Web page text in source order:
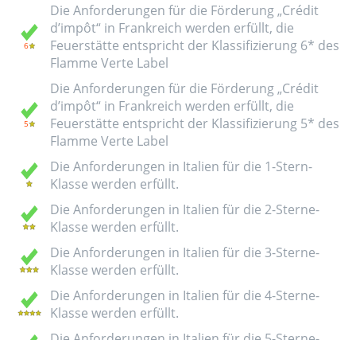
Die Anforderungen für die Förderung „Crédit
d’impôt“ in Frankreich werden erfüllt, die
Feuerstätte entspricht der Klassifizierung 6* des
Flamme Verte Label
Die Anforderungen für die Förderung „Crédit
d’impôt“ in Frankreich werden erfüllt, die
Feuerstätte entspricht der Klassifizierung 5* des
Flamme Verte Label
Die Anforderungen in Italien für die 1-Stern-
Klasse werden erfüllt.
Die Anforderungen in Italien für die 2-Sterne-
Klasse werden erfüllt.
Die Anforderungen in Italien für die 3-Sterne-
Klasse werden erfüllt.
Die Anforderungen in Italien für die 4-Sterne-
Klasse werden erfüllt.